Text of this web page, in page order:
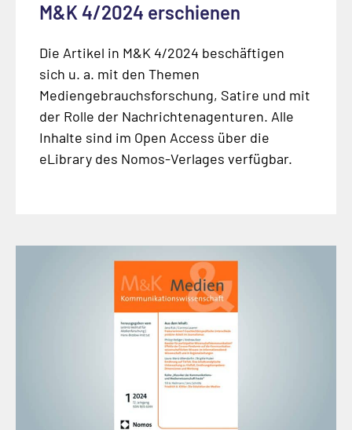
M&K 4/2024 erschienen
Die Artikel in M&K 4/2024 beschäftigen
sich u. a. mit den Themen
Mediengebrauchsforschung, Satire und mit
der Rolle der Nachrichtenagenturen. Alle
Inhalte sind im Open Access über die
eLibrary des Nomos-Verlages verfügbar.